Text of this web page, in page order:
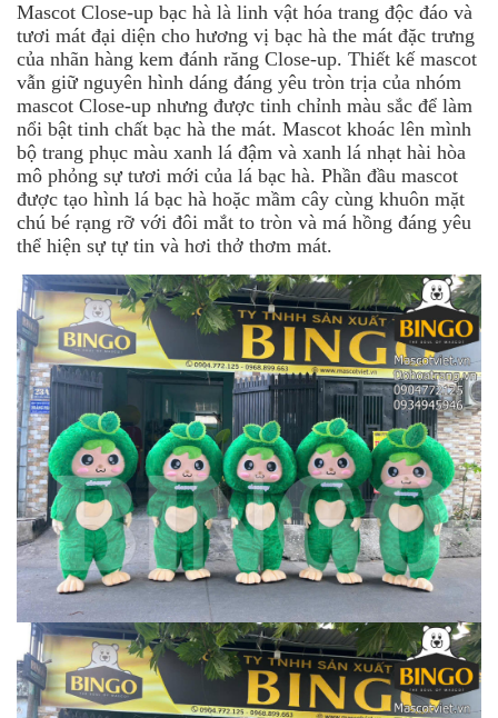
Mascot Close-up bạc hà là linh vật hóa trang độc đáo và
tươi mát đại diện cho hương vị bạc hà the mát đặc trưng
của nhãn hàng kem đánh răng Close-up. Thiết kế mascot
vẫn giữ nguyên hình dáng đáng yêu tròn trịa của nhóm
mascot Close-up nhưng được tinh chỉnh màu sắc để làm
nổi bật tinh chất bạc hà the mát. Mascot khoác lên mình
bộ trang phục màu xanh lá đậm và xanh lá nhạt hài hòa
mô phỏng sự tươi mới của lá bạc hà. Phần đầu mascot
được tạo hình lá bạc hà hoặc mầm cây cùng khuôn mặt
chú bé rạng rỡ với đôi mắt to tròn và má hồng đáng yêu
thể hiện sự tự tin và hơi thở thơm mát.